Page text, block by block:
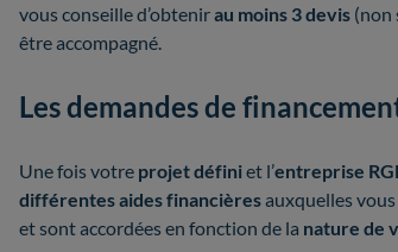
vous conseille d’obtenirau moins 3 devis (non
être accompagné.
Les demandes de
Une fois votre projet définiet l’entreprise
différentes aides financièresauxquelles
et sont accordées en fonction de la nature de